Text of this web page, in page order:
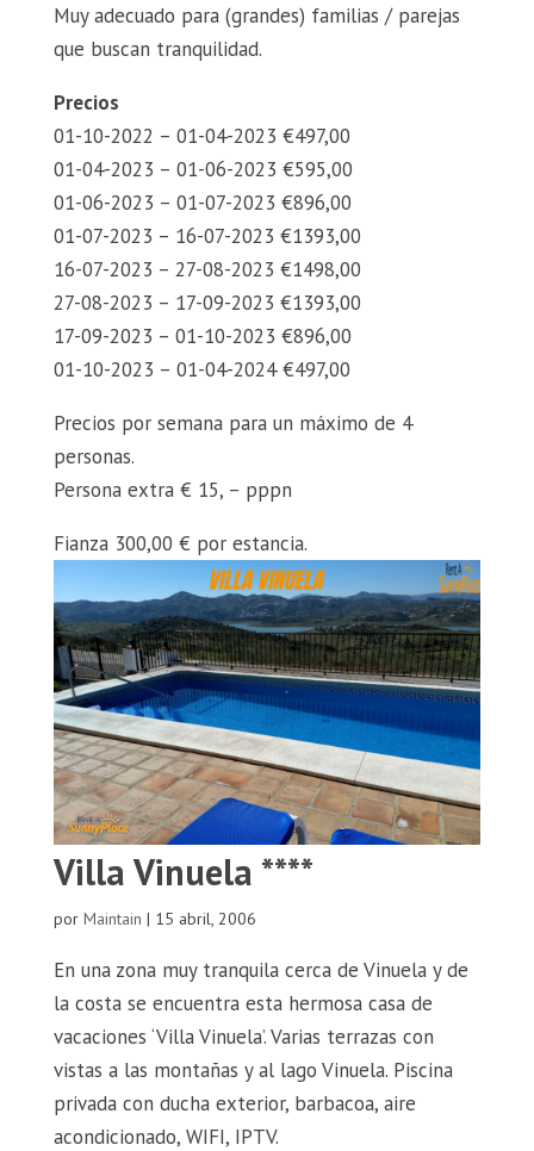
Muy adecuado para (grandes) familias / parejas
que buscan tranquilidad.
Precios
01-10-2022 – 01-04-2023 €497,00
01-04-2023 – 01-06-2023 €595,00
01-06-2023 – 01-07-2023 €896,00
01-07-2023 – 16-07-2023 €1393,00
16-07-2023 – 27-08-2023 €1498,00
27-08-2023 – 17-09-2023 €1393,00
17-09-2023 – 01-10-2023 €896,00
01-10-2023 – 01-04-2024 €497,00
Precios por semana para un máximo de 4
personas.
Persona extra € 15, – pppn
Fianza 300,00 € por estancia.
Villa Vinuela ****
por Maintain | 15 abril, 2006
En una zona muy tranquila cerca de Vinuela y de
la costa se encuentra esta hermosa casa de
vacaciones ‘Villa Vinuela’. Varias terrazas con
vistas a las montañas y al lago Vinuela. Piscina
privada con ducha exterior, barbacoa, aire
acondicionado, WIFI, IPTV.